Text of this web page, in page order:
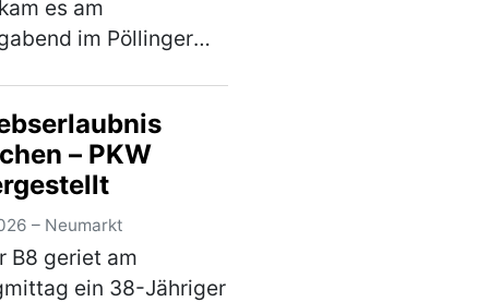
es am
im Pöllinger
der Fahrt die Achse,
der Nachläufer des
umkippte
(mehr)
– PKW
– Neumarkt
B8 geriet am
ein 38-Jähriger